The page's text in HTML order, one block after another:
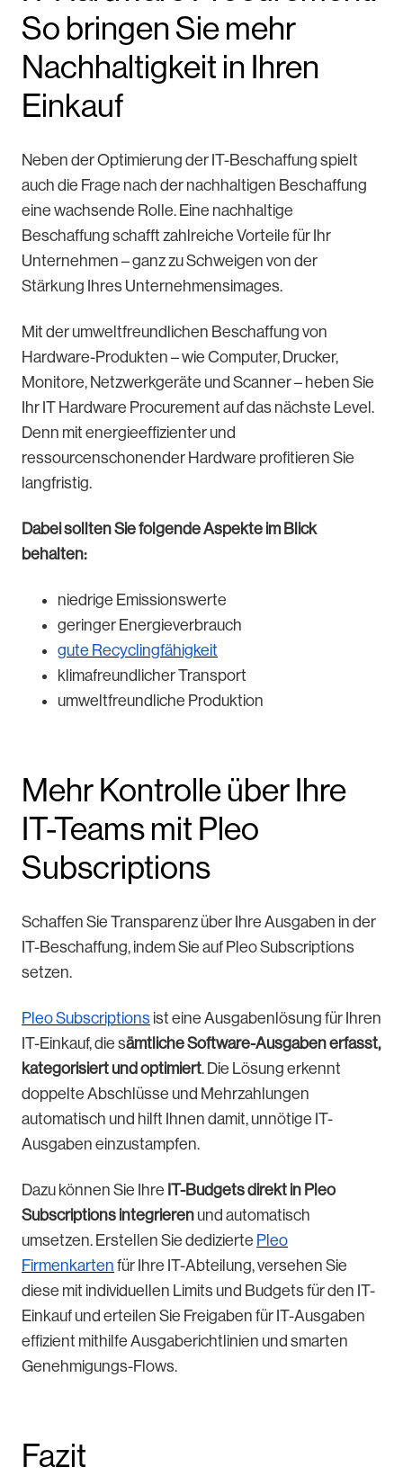
So bringen Sie mehr
Nachhaltigkeit in Ihren
Einkauf
Neben der Optimierung der IT-Beschaffung spielt
auch die Frage nach der nachhaltigen Beschaffung
eine wachsende Rolle. Eine nachhaltige
Beschaffung schafft zahlreiche Vorteile für Ihr
Unternehmen – ganz zu Schweigen von der
Stärkung Ihres Unternehmensimages.
Mit der umweltfreundlichen Beschaffung von
Hardware-Produkten – wie Computer, Drucker,
Monitore, Netzwerkgeräte und Scanner – heben Sie
Ihr IT Hardware Procurement auf das nächste Level.
Denn mit energieeffizienter und
ressourcenschonender Hardware profitieren Sie
langfristig.
Dabei sollten Sie folgende Aspekte im Blick
behalten:
niedrige Emissionswerte
geringer Energieverbrauch
gute Recyclingfähigkeit
klimafreundlicher Transport
umweltfreundliche Produktion
Mehr Kontrolle über Ihre
IT-Teams mit Pleo
Subscriptions
Schaffen Sie Transparenz über Ihre Ausgaben in der
IT-Beschaffung, indem Sie auf Pleo Subscriptions
setzen.
Pleo Subscriptions ist eine Ausgabenlösung für Ihren
IT-Einkauf, die sämtliche Software-Ausgaben erfasst,
kategorisiert und optimiert. Die Lösung erkennt
doppelte Abschlüsse und Mehrzahlungen
automatisch und hilft Ihnen damit, unnötige IT-
Ausgaben einzustampfen.
Dazu können Sie Ihre IT-Budgets direkt in Pleo
Subscriptions integrieren und automatisch
umsetzen. Erstellen Sie dedizierte Pleo
Firmenkarten für Ihre IT-Abteilung, versehen Sie
diese mit individuellen Limits und Budgets für den IT-
Einkauf und erteilen Sie Freigaben für IT-Ausgaben
effizient mithilfe Ausgaberichtlinien und smarten
Genehmigungs-Flows.
Fazit